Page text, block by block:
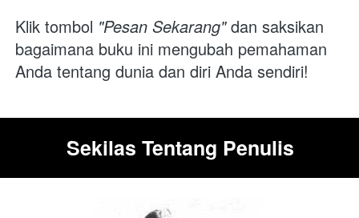
Klik tombol "Pesan Sekarang" dan saksikan
bagaimana buku ini mengubah pemahaman
Anda tentang dunia dan diri Anda sendiri!
Sekilas Tentang Penulis